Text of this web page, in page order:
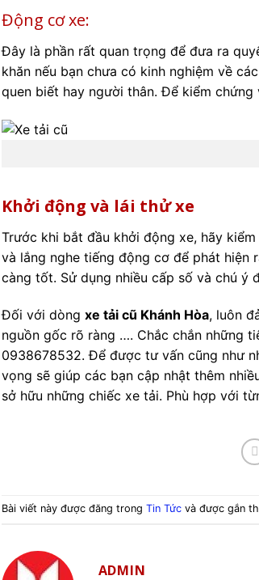
Động cơ xe:
Đây là phần rất quan trọng để đưa ra
khăn nếu bạn chưa có kinh nghiệm về
quen biết hay người thân. Để kiểm
Khởi động và lái thử xe
Trước khi bắt đầu khởi động xe, hãy
và lắng nghe tiếng động cơ để phát hiện
càng tốt. Sử dụng nhiều cấp số và chú ý
Đối với dòng xe tải cũ Khánh Hòa, luôn
nguồn gốc rõ ràng …. Chắc chắn những
0938678532. Để được tư vấn cũng như
vọng sẽ giúp các bạn cập nhật thêm
sở hữu những chiếc xe tải. Phù hợp với
Bài viết này được đăng trong Tin Tứcvà được gắn
ADMIN